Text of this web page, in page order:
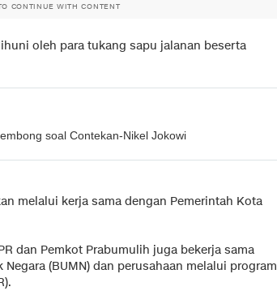
CONTINUE WITH CONTENT
oleh para tukang sapu jalanan beserta
soal Contekan-Nikel Jokowi
melalui kerja sama dengan Pemerintah Kota
dan Pemkot Prabumulih juga bekerja sama
(BUMN) dan perusahaan melalui program